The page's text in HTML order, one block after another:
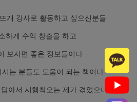
개 강사로 활동하고 싶으신분들
하게 수익 창출을 하고
보시면 좋은 정보들이다
는 분들도 도움이 되는 책이다
아서 시행착오는 제가 겪었으니